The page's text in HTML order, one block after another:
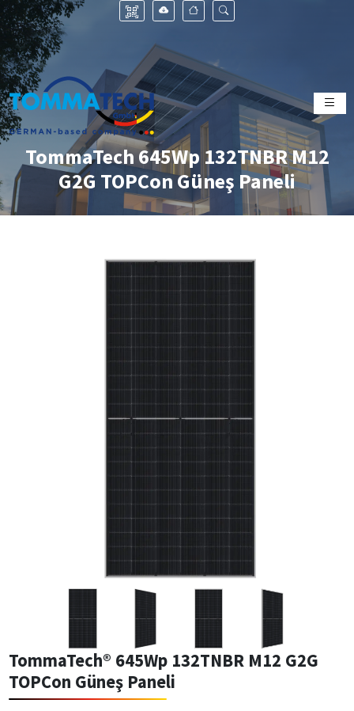
TommaTech 645Wp 132TNBR M12
G2G TOPCon Güneş Paneli
TommaTech® 645Wp 132TNBR M12 G2G
TOPCon Güneş Paneli